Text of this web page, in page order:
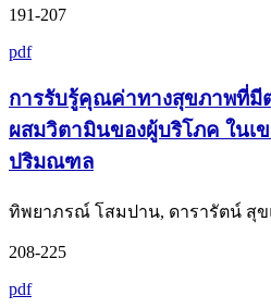
191-207
pdf
การรับรู้คุณค่าทางสุขภาพที่มี
ผสมวิตามินของผู้บริโภค ในเ
ปริมณฑล
ทิพยาภรณ์ โสมปาน, ดารารัตน์ สุข
208-225
pdf